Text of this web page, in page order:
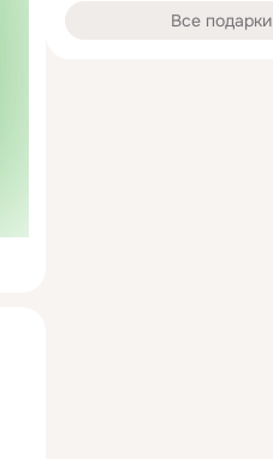
Все подарки